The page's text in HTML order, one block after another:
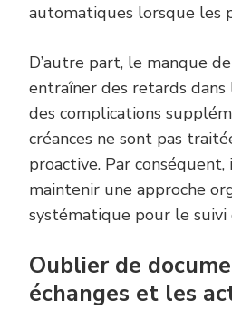
automatiques lorsque les
D’autre part, le manque
entraîner des retards
des complications
créances ne sont pas
proactive. Par
maintenir une approche
systématique pour le suivi
Oublier de
échanges et les